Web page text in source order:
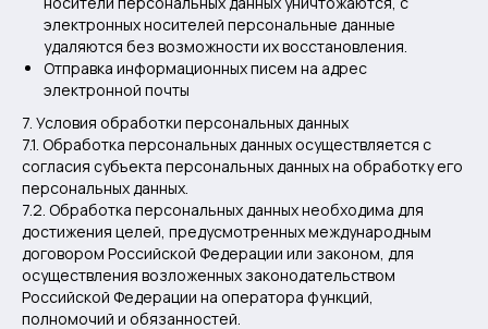
электронных носителей персональные данные
удаляются без возможности их восстановления.
Отправка информационных писем на адрес
электронной почты
7. Условия обработки персональных данных
7.1. Обработка персональных данных осуществляется с
согласия субъекта персональных данных на обработку его
персональных данных.
7.2. Обработка персональных данных необходима для
достижения целей, предусмотренных международным
договором Российской Федерации или законом, для
осуществления возложенных законодательством
Российской Федерации на оператора функций,
полномочий и обязанностей.